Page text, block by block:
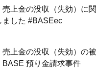
売上金の没収（失効）に
ました #BASEec
売上金の没収（失効）の
BASE 預り金請求事件